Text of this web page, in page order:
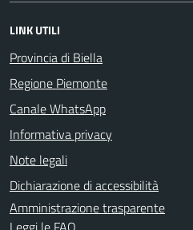
LINK UTILI
Provincia di Biella
Regione Piemonte
Canale WhatsApp
Informativa privacy
Note legali
Dichiarazione di accessibilità
Amministrazione trasparente